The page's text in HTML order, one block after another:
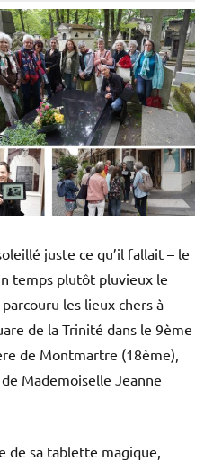
juste ce qu’il fallait – le
temps plutôt pluvieux le
les lieux chers à
de la Trinité dans le 9ème
de Montmartre (18ème),
Mademoiselle Jeanne
sa tablette magique,